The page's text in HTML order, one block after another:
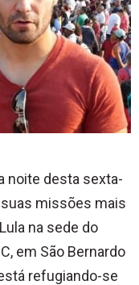
noite desta sexta-
missões mais
na sede do
em São Bernardo
refugiando-se